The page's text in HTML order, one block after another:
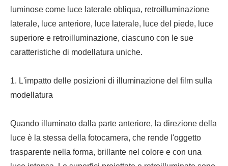
luminose come luce laterale obliqua, retroilluminazione
laterale, luce anteriore, luce laterale, luce del piede, luce
superiore e retroilluminazione, ciascuno con le sue
caratteristiche di modellatura uniche.
1. L'impatto delle posizioni di illuminazione del film sulla
modellatura
Quando illuminato dalla parte anteriore, la direzione della
luce è la stessa della fotocamera, che rende l'oggetto
trasparente nella forma, brillante nel colore e con una